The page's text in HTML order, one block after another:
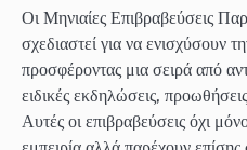
Οι Μηνιαίες Επιβραβεύσεις
σχεδιαστεί για να ενισχύσουν
προσφέροντας μια σειρά από
ειδικές εκδηλώσεις,
Αυτές οι επιβραβεύσεις όχι